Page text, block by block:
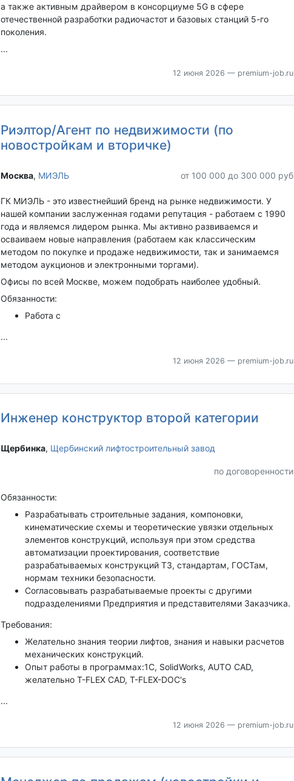
а также активным драйвером в консорциуме 5G в сфере
отечественной разработки радиочастот и базовых станций 5-го
поколения.
...
12 июня 2026 — premium-job.ru
Риэлтор/Агент по недвижимости (по
новостройкам и вторичке)
Москва‎, МИЭЛЬ от 100 000 до 300 000 руб
ГК МИЭЛЬ - это известнейший бренд на рынке недвижимости. У
нашей компании заслуженная годами репутация - работаем с 1990
года и являемся лидером рынка. Мы активно развиваемся и
осваиваем новые направления (работаем как классическим
методом по покупке и продаже недвижимости, так и занимаемся
методом аукционов и электронными торгами).
Офисы по всей Москве, можем подобрать наиболее удобный.
Обязанности:
Работа с
...
12 июня 2026 — premium-job.ru
Инженер конструктор второй категории
Щербинка‎, Щербинский лифтостроительный завод
по договоренности
Обязанности:
Разрабатывать строительные задания, компоновки,
кинематические схемы и теоретические увязки отдельных
элементов конструкций, используя при этом средства
автоматизации проектирования, соответствие
разрабатываемых конструкций ТЗ, стандартам, ГОСТам,
нормам техники безопасности.
Согласовывать разрабатываемые проекты с другими
подразделениями Предприятия и представителями Заказчика.
Требования:
Желательно знания теории лифтов, знания и навыки расчетов
механических конструкций.
Опыт работы в программах:1C, SolidWorks, AUTO CAD,
желательно T-FLEX CAD, T-FLEX-DOC's
...
12 июня 2026 — premium-job.ru